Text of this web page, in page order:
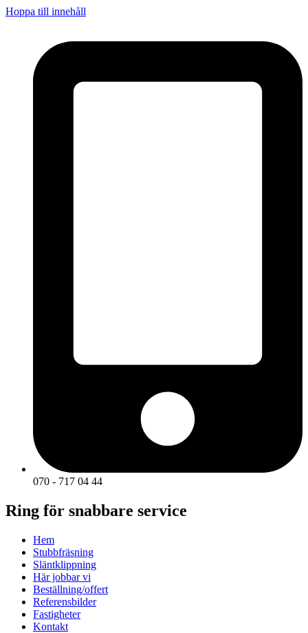
Hoppa till innehåll
070 - 717 04 44
Ring för snabbare service
Hem
Stubbfräsning
Släntklippning
Här jobbar vi
Beställning/offert
Referensbilder
Fastigheter
Kontakt